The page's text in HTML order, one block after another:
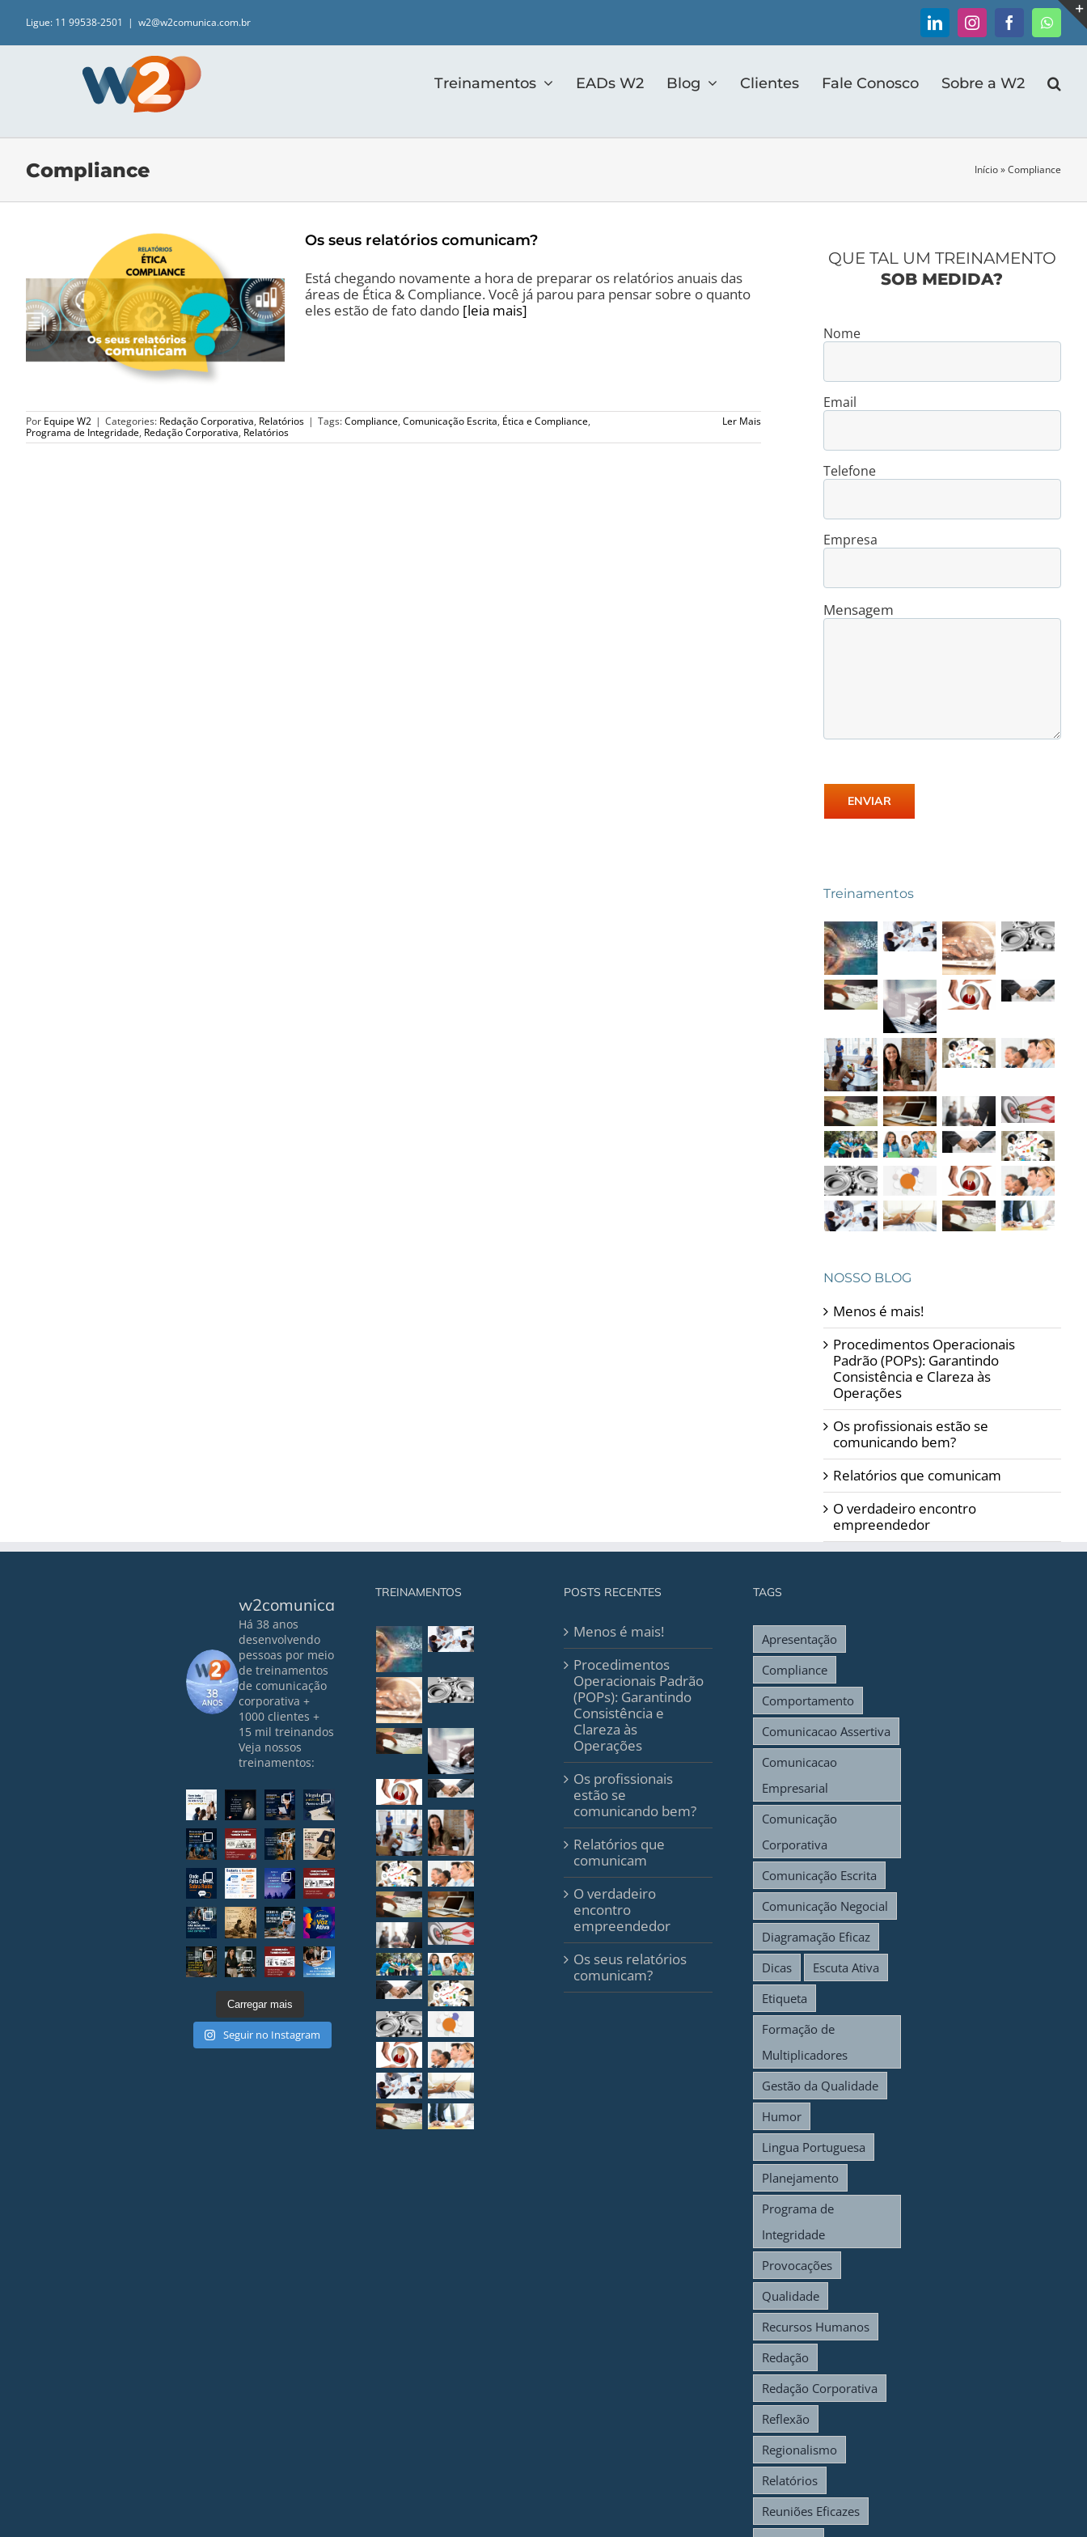
paraLigue: 11 99538-2501 | w2@w2comunica.com.br LinkedInInstagramFacebook
Treinamentos EADs W2 Blog Clientes Fale Conosco Sobre a W2
Compliance Início»Compliance
Os seus relatórios comunicam?
Está chegando novamente a hora de preparar os relatórios anuais das
áreas de Ética & Compliance. Você já parou para pensar sobre o quanto
eles estão de fato dando [leia mais]
Por Equipe W2 | Categories: Redação Corporativa, Relatórios | Tags:Compliance, Comunicação Escrita, Ética e Compliance,
Programa de Integridade, Redação Corporativa, Relatórios
Ler Mais
QUE TAL UM TREINAMENTO
SOB MEDIDA?
Nome
Email
Telefone
Empresa
Mensagem
Treinamentos
NOSSO BLOG
Menos é mais!
Procedimentos Operacionais
Padrão (POPs): Garantindo
Consistência e Clareza às
Operações
Os profissionais estão se
comunicando bem?
Relatórios que comunicam
O verdadeiro encontro
empreendedor
w2comunica
Há 38 anos
desenvolvendo
pessoas por meio
de treinamentos
de comunicação
corporativa +
1000 clientes +
15 mil treinandos
Veja nossos
treinamentos:
Carregar mais
Seguir no Instagram
TREINAMENTOS POSTS RECENTES
Menos é mais!
Procedimentos
Operacionais Padrão
(POPs): Garantindo
Consistência e
Clareza às
Operações
Os profissionais
estão se
comunicando bem?
Relatórios que
comunicam
O verdadeiro
encontro
empreendedor
Os seus relatórios
comunicam?
TAGS
Apresentação
Compliance
Comportamento
Comunicacao Assertiva
Comunicacao
Empresarial
Comunicação
Corporativa
Comunicação Escrita
Comunicação Negocial
Diagramação Eficaz
Dicas
Escuta Ativa
Etiqueta
Formação de
Multiplicadores
Gestão da Qualidade
Humor
Lingua Portuguesa
Planejamento
Programa de
Integridade
Provocações
Qualidade
Recursos Humanos
Redação
Redação Corporativa
Reflexão
Regionalismo
Relatórios
Reuniões Eficazes